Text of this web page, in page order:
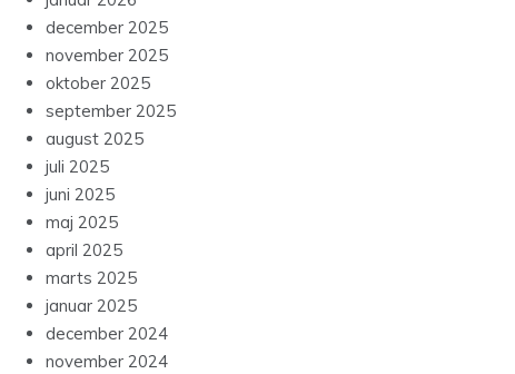
december 2025
november 2025
oktober 2025
september 2025
august 2025
juli 2025
juni 2025
maj 2025
april 2025
marts 2025
januar 2025
december 2024
november 2024